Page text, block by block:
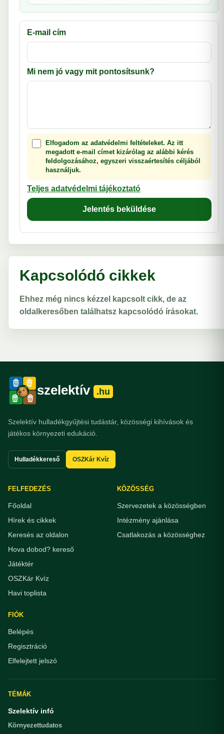
E-mail cím
Mi nem jó vagy mit pontosítsunk?
Elfogadom az adatvédelmi feltételeket. Az itt
megadott e-mail címet kizárólag az alábbi kérés
feldolgozásához, egyszeri visszaértesítés céljából
használjuk.
Teljes adatvédelmi tájékoztató
Jelentés beküldése
Kapcsolódó cikkek
Ehhez még nincs kézzel kapcsolt cikk, de az
oldalkeresőben találhatsz kapcsolódó írásokat.
szelektív .hu
Szelektív hulladékgyűjtési tudástár, közösségi kihívások és
játékos környezeti edukáció.
Hulladékkereső OSZKár Kvíz
FELFEDEZÉS
Főoldal
Hírek és cikkek
Keresés az oldalon
Hova dobod? kereső
Játéktér
OSZKár Kvíz
Havi toplista
KÖZÖSSÉG
Szervezetek a közösségben
Intézmény ajánlása
Csatlakozás a közösséghez
FIÓK
Belépés
Regisztráció
Elfelejtett jelszó
TÉMÁK
Szelektív infó
Környezettudatos